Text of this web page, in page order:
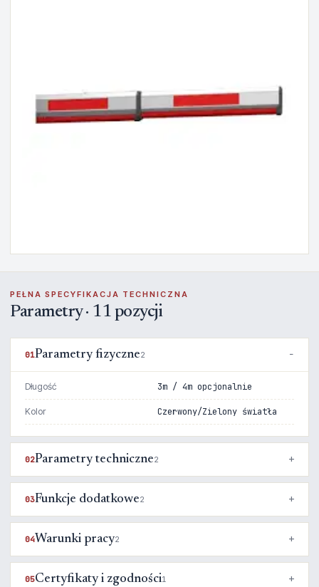
PEŁNA SPECYFIKACJA TECHNICZNA
Parametry · 11 pozycji
01Parametry fizyczne2
Długość 3m / 4m opcjonalnie
Kolor Czerwony/Zielony światła
02Parametry techniczne2
03Funkcje dodatkowe2
04Warunki pracy2
05Certyfikaty i zgodności1